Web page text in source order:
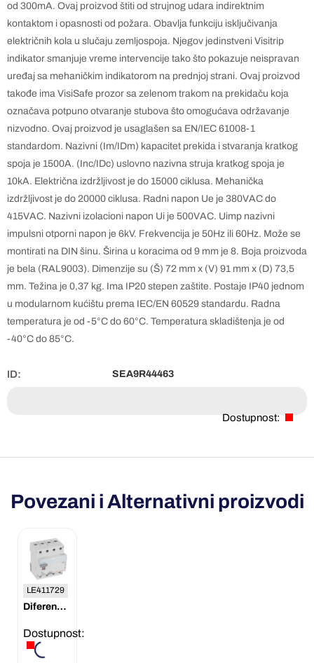
od 300mA. Ovaj proizvod štiti od strujnog udara indirektnim
kontaktom i opasnosti od požara. Obavlja funkciju isključivanja
električnih kola u slučaju zemljospoja. Njegov jedinstveni Visitrip
indikator smanjuje vreme intervencije tako što pokazuje neispravan
uređaj sa mehaničkim indikatorom na prednjoj strani. Ovaj proizvod
takođe ima VisiSafe prozor sa zelenom trakom na prekidaču koja
označava potpuno otvaranje stubova što omogućava održavanje
nizvodno. Ovaj proizvod je usaglašen sa EN/IEC 61008-1
standardom. Nazivni (Im/IDm) kapacitet prekida i stvaranja kratkog
spoja je 1500A. (Inc/IDc) uslovno nazivna struja kratkog spoja je
10kA. Električna izdržljivost je do 15000 ciklusa. Mehanička
izdržljivost je do 20000 ciklusa. Radni napon Ue je 380VAC do
415VAC. Nazivni izolacioni napon Ui je 500VAC. Uimp nazivni
impulsni otporni napon je 6kV. Frekvencija je 50Hz ili 60Hz. Može se
montirati na DIN šinu. Širina u koracima od 9 mm je 8. Boja proizvoda
je bela (RAL9003). Dimenzije su (Š) 72 mm x (V) 91 mm x (D) 73,5
mm. Težina je 0,37 kg. Ima IP20 stepen zaštite. Postaje IP40 jednom
u modularnom kućištu prema IEC/EN 60529 standardu. Radna
temperatura je od -5°C do 60°C. Temperatura skladištenja je od
-40°C do 85°C.
ID: SEA9R44463
Dostupnost:
Povezani i Alternativni proizvodi
LE411729
Diferencijalna sklopka TX3 4P 63A 300mA AC 400V Legrand
Dostupnost: